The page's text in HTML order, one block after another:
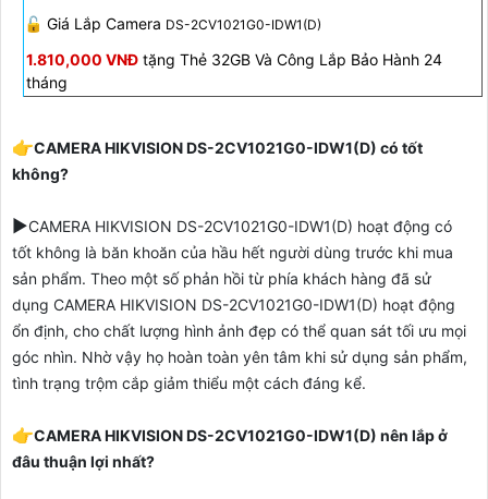
🔓 Giá Lắp Camera DS-2CV1021G0-IDW1(D)
1.810,000 VNĐ tặng Thẻ 32GB Và Công Lắp Bảo Hành 24
tháng
👉CAMERA HIKVISION DS-2CV1021G0-IDW1(D) có tốt
không?
▶️CAMERA HIKVISION DS-2CV1021G0-IDW1(D) hoạt động có
tốt không là băn khoăn của hầu hết người dùng trước khi mua
sản phẩm. Theo một số phản hồi từ phía khách hàng đã sử
dụng CAMERA HIKVISION DS-2CV1021G0-IDW1(D) hoạt động
ổn định, cho chất lượng hình ảnh đẹp có thể quan sát tối ưu mọi
góc nhìn. Nhờ vậy họ hoàn toàn yên tâm khi sử dụng sản phẩm,
tình trạng trộm cắp giảm thiểu một cách đáng kể.
👉CAMERA HIKVISION DS-2CV1021G0-IDW1(D) nên lắp ở
đâu thuận lợi nhất?